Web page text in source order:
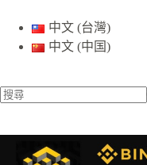
中文 (台灣)
中文 (中国)
不